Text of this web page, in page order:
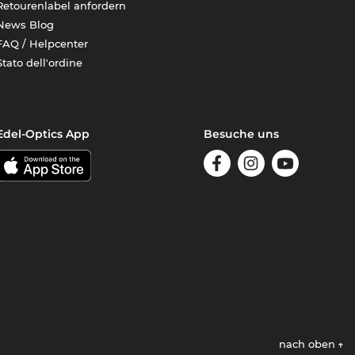
anfordern
Blog
/ Helpcenter
dell'ordine
Optics App Besuche uns
nach oben